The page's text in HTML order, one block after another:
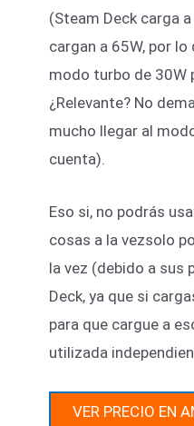
(Steam Deck carga
cargan a 65W, por
modo turbo de 30W
¿Relevante? No
mucho llegar al
cuenta).
Eso si, no podrás
cosas a la vezsolo
la vez (debido a sus
Deck, ya que si
para que cargue a
utilizada
VER PRECIO EN